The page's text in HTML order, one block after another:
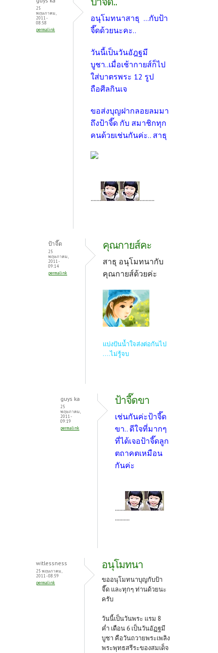
25
พฤษภาคม,
2011 -
08:58
permalink
อนุโมทนาสาธุ ...กับป้า
จี๊ดด้วยนะคะ..
วันนี้เป็นวันอัฎฐมี
บูชา..เมื่อเช้ากายส์ก็ไป
ใส่บาตรพระ 12 รูป
ถือศีลกินเจ
ขอส่งบุญฝากลอยลมมา
ถึงป้าจี๊ด กับ สมาชิกทุก
คนด้วยเช่นกันค่ะ.. สาธุ
....... ..........
ป้าจี๊ด
25
พฤษภาคม,
2011 -
09:14
permalink
คุณกายส์คะ
สาธุ อนุโมทนากับ
คุณกายส์ด้วยค่ะ
แบ่งปันน้ำใจส่งต่อกันไป
....ไม่รู้จบ
guys ka
25
พฤษภาคม,
2011 -
09:19
permalink
ป้าจี๊ดขา
เช่นกันค่ะป้าจี๊ด
ขา.. ดีใจที่มากๆ
ที่ได้เจอป้าจี๊ดลูก
ตถาคตเหมือน
กันค่ะ
.......
..........
witlessness
25 พฤษภาคม,
2011 - 08:59
permalink
อนุโมทนา
ขออนุโมทนาบุญกับป้า
จี๊ด และทุกๆ ท่านด้วยนะ
ครับ
วันนี้เป็นวันพระ แรม 8
ค่ำ เดือน 6 เป็นวันอัฏฐมี
บูชา คือวันถวายพระเพลิง
พระพุทธสรีระของสมเด็จ